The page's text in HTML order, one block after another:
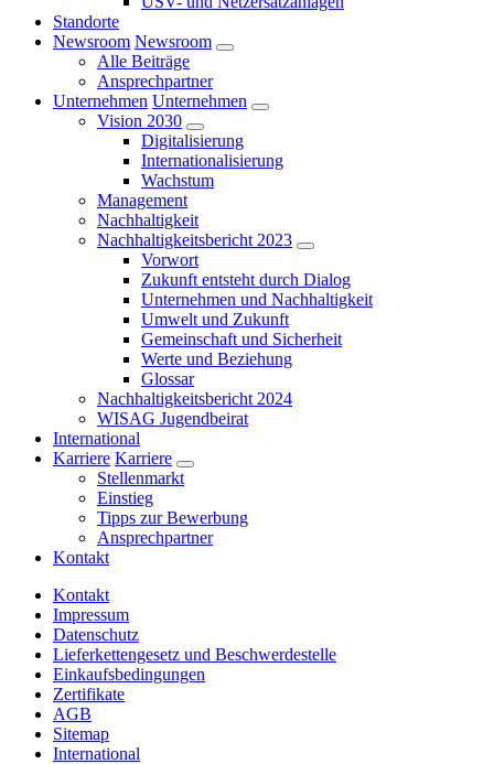
Standorte
Newsroom Newsroom
Alle Beiträge
Ansprechpartner
Unternehmen Unternehmen
Vision 2030
Digitalisierung
Internationalisierung
Wachstum
Management
Nachhaltigkeit
Nachhaltigkeitsbericht 2023
Vorwort
Zukunft entsteht durch Dialog
Unternehmen und Nachhaltigkeit
Umwelt und Zukunft
Gemeinschaft und Sicherheit
Werte und Beziehung
Glossar
Nachhaltigkeitsbericht 2024
WISAG Jugendbeirat
International
Karriere Karriere
Stellenmarkt
Einstieg
Tipps zur Bewerbung
Ansprechpartner
Kontakt
Kontakt
Impressum
Datenschutz
Lieferkettengesetz und Beschwerdestelle
Einkaufsbedingungen
Zertifikate
AGB
Sitemap
International